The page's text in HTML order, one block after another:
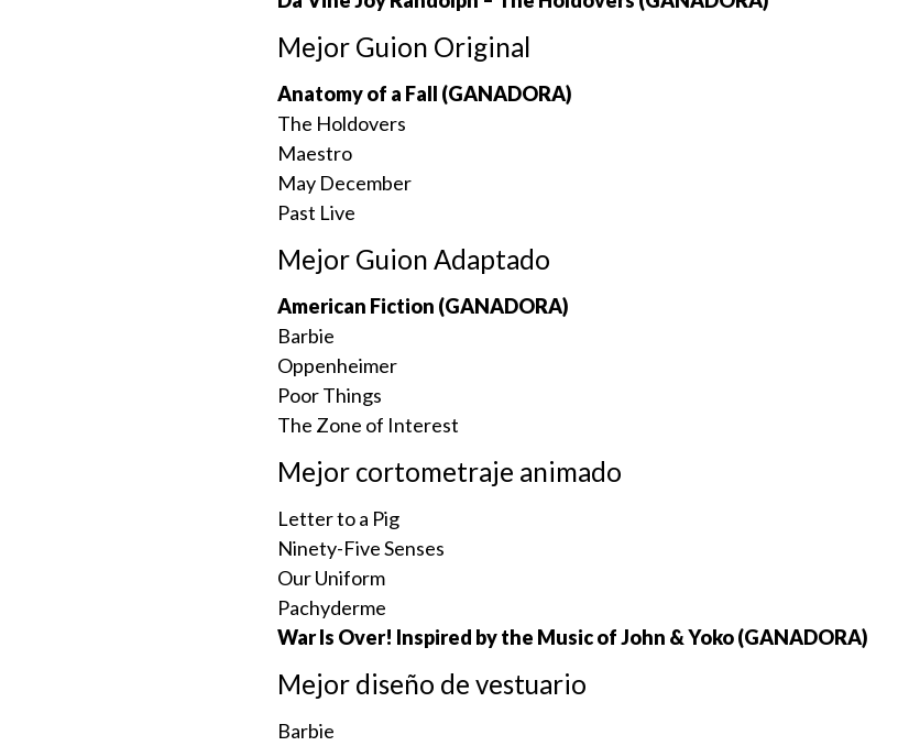
Mejor Guion Original
Anatomy of a Fall (GANADORA)
The Holdovers
Maestro
May December
Past Live
Mejor Guion Adaptado
American Fiction (GANADORA)
Barbie
Oppenheimer
Poor Things
The Zone of Interest
Mejor cortometraje animado
Letter to a Pig
Ninety-Five Senses
Our Uniform
Pachyderme
War Is Over! Inspired by the Music of John & Yoko (GANADORA)
Mejor diseño de vestuario
Barbie